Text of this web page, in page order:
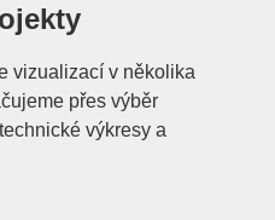
vizualizací v několika
přes výběr
výkresy a